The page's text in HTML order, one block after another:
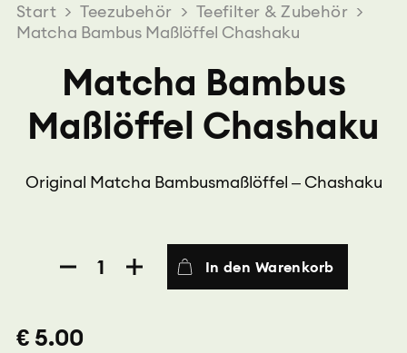
Start > Teezubehör > Teefilter & Zubehör >
Matcha Bambus Maßlöffel Chashaku
Matcha Bambus
Maßlöffel Chashaku
Original Matcha Bambusmaßlöffel – Chashaku
Matcha
Bambus
Menge
In den Warenkorb
€ 5.00